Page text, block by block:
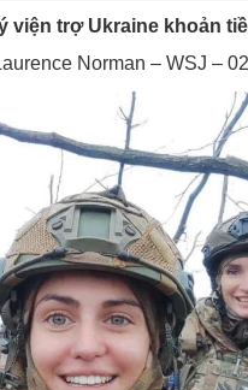
viện trợ Ukraine khoản
Norman – WSJ –